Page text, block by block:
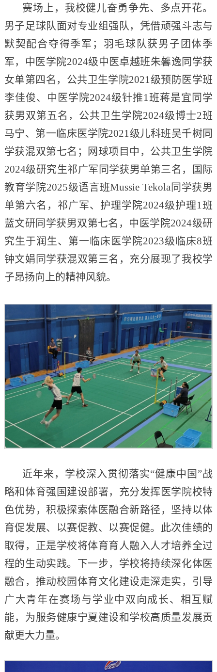
赛场上，我校健儿奋勇争先、多点开花。
男子足球队面对专业组强队，凭借顽强斗志与
默契配合夺得季军；羽毛球队获男子团体季
军，中医学院2024级中医卓越班朱馨逸同学获
女单第四名，公共卫生学院2021级预防医学班
李佳俊、中医学院2024级针推1班蒋是宜同学
获男双第五名，公共卫生学院2024级博士2班
马宁、第一临床医学院2021级儿科班吴千树同
学获混双第七名；网球项目中，公共卫生学院
2024级研究生祁广军同学获男单第三名，国际
教育学院2025级语言班Mussie Tekola同学获男
单第六名，祁广军、护理学院2024级护理1班
蓝文研同学获男双第七名，中医学院2024级研
究生于润生、第一临床医学院2023级临床8班
钟文娟同学获混双第三名，充分展现了我校学
子昂扬向上的精神风貌。
近年来，学校深入贯彻落实“健康中国”战
略和体育强国建设部署，充分发挥医学院校特
色优势，积极探索体医融合新路径，坚持以体
育促发展、以赛促教、以赛促健。此次佳绩的
取得，正是学校将体育育人融入人才培养全过
程的生动实践。下一步，学校将持续深化体医
融合，推动校园体育文化建设走深走实，引导
广大青年在赛场与学业中双向成长、相互赋
能，为服务健康宁夏建设和学校高质量发展贡
献更大力量。